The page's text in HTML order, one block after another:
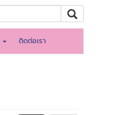
ติดต่อเรา